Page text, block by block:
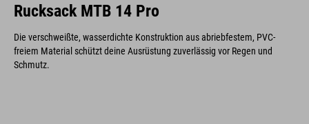
Rucksack MTB 14 Pro
Die verschweißte, wasserdichte Konstruktion aus abriebfestem, PVC-
freiem Material schützt deine Ausrüstung zuverlässig vor Regen und
Schmutz.